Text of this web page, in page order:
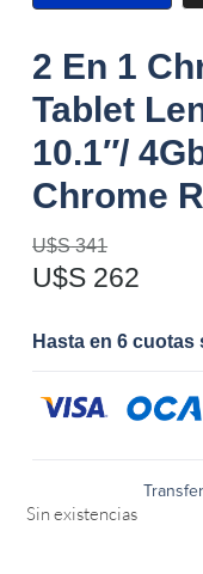
2 En 1
Tablet
10.1″/
Chrome
U$S341
U$S 262
Hasta en 6 cuotas
Sin existencias